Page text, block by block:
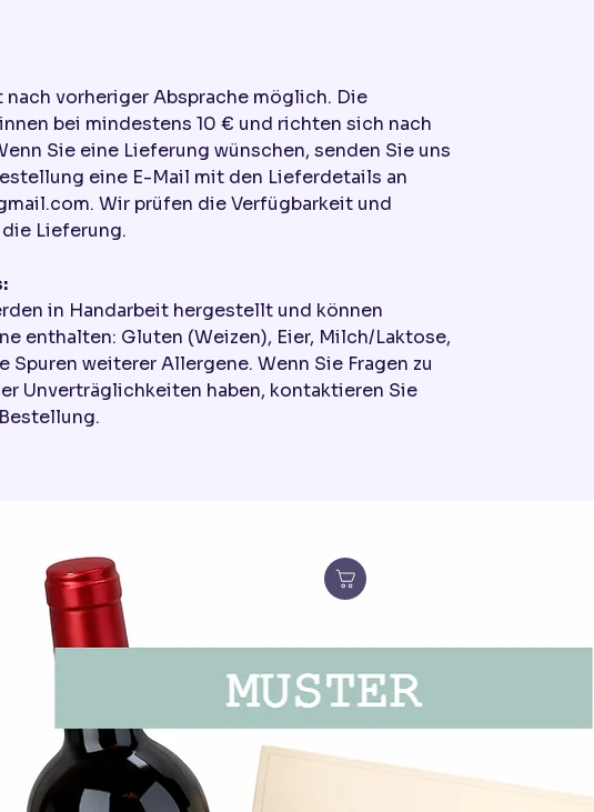
nach vorheriger Absprache möglich. Die
bei mindestens 10 € und richten sich nach
Sie eine Lieferung wünschen, senden Sie uns
eine E-Mail mit den Lieferdetails an
Wir prüfen die Verfügbarkeit und
Lieferung.
in Handarbeit hergestellt und können
enthalten: Gluten (Weizen), Eier, Milch/Laktose,
Spuren weiterer Allergene. Wenn Sie Fragen zu
Unverträglichkeiten haben, kontaktieren Sie